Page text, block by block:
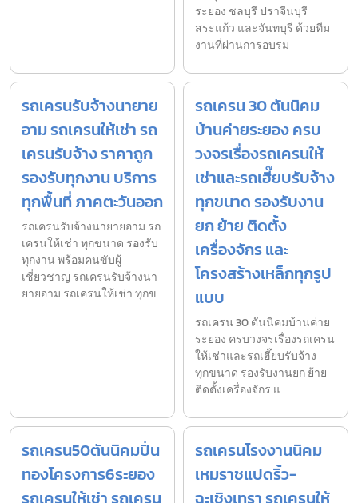
ระยอง ชลบุรี ปราจีนบุรี
สระแก้ว และจันทบุรี ด้วยทีม
งานที่ผ่านการอบรม
รถเครนรับจ้างนายาย
อาม รถเครนให้เช่า รถ
เครนรับจ้าง ราคาถูก
รองรับทุกงาน บริการ
ทุกพื้นที่ ภาคตะวันออก
รถเครนรับจ้างนายายอาม รถ
เครนให้เช่า ทุกขนาด รองรับ
ทุกงาน พร้อมคนขับผู้
เชี่ยวชาญ รถเครนรับจ้างนา
ยายอาม รถเครนให้เช่า ทุกข
รถเครน 30 ตันนิคม
บ้านค่ายระยอง ครบ
วงจรเรื่องรถเครนให้
เช่าและรถเฮี๊ยบรับจ้าง
ทุกขนาด รองรับงาน
ยก ย้าย ติดตั้ง
เครื่องจักร และ
โครงสร้างเหล็กทุกรูป
แบบ
รถเครน 30 ตันนิคมบ้านค่าย
ระยอง ครบวงจรเรื่องรถเครน
ให้เช่าและรถเฮี๊ยบรับจ้าง
ทุกขนาด รองรับงานยก ย้าย
ติดตั้งเครื่องจักร แ
รถเครน50ตันนิคมปิ่น
ทองโครงการ6ระยอง
รถเครนโรงงานนิคม
เหมราชแปดริ้ว-